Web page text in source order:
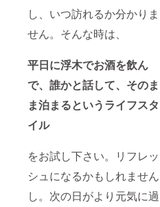
し、いつ訪れるか分かりま
せん。そんな時は、
平日に浮木でお酒を飲ん
で、誰かと話して、そのま
ま泊まるというライフスタ
イル
をお試し下さい。リフレッ
シュになるかもしれません
し。次の日がより元気に過